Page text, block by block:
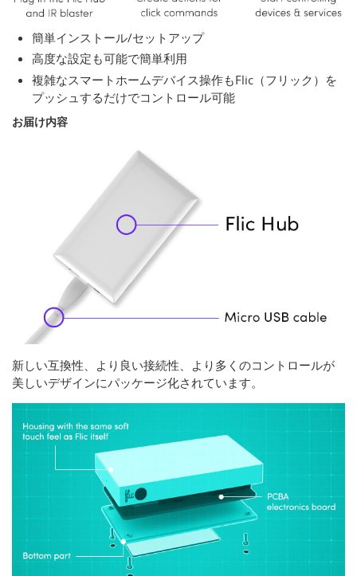
簡単インストール/セットアップ
高度な設定も可能で簡単利用
複雑なスマートホームデバイス操作もFlic（フリック）を
プッシュするだけでコントロール可能
お届け内容
新しい互換性、より良い接続性、より多くのコントロールが
美しいデザインにパッケージ化されています。